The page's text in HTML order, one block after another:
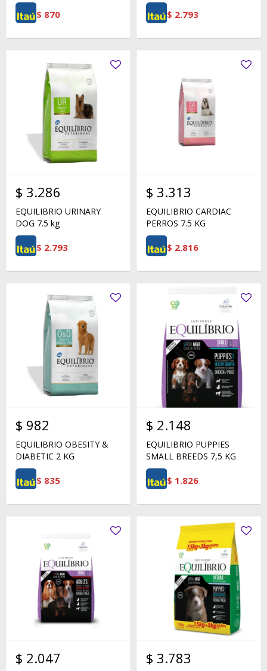
$ 870 $ 2.793
$ 3.286
EQUILIBRIO URINARY
DOG 7.5 kg
$ 2.793
$ 3.313
EQUILIBRIO CARDIAC
PERROS 7.5 KG
$ 2.816
$ 982
EQUILIBRIO OBESITY &
DIABETIC 2 KG
$ 835
$ 2.148
EQUILIBRIO PUPPIES
SMALL BREEDS 7,5 KG
$ 1.826
$ 2.047 $ 3.783